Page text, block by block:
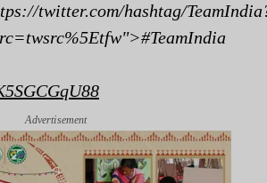
twitter.com/hashtag/
Advertisement